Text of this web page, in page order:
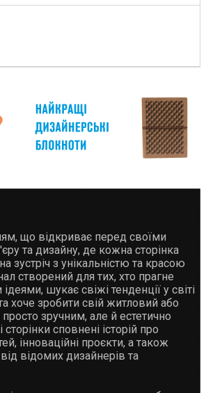
що відкриває перед своїми
та дизайну, де кожна сторінка
зустріч з унікальністю та красою
створений для тих, хто прагне
шукає свіжі тенденції у світі
хоче зробити свій житловий або
зручним, але й естетично
сповнені історій про
інноваційні проєкти, а також
відомих дизайнерів та